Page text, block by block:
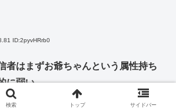
ID:2pyvHRrb0
者はまずお爺ちゃんという属性持ち
に弱い
検索 トップ サイドバー